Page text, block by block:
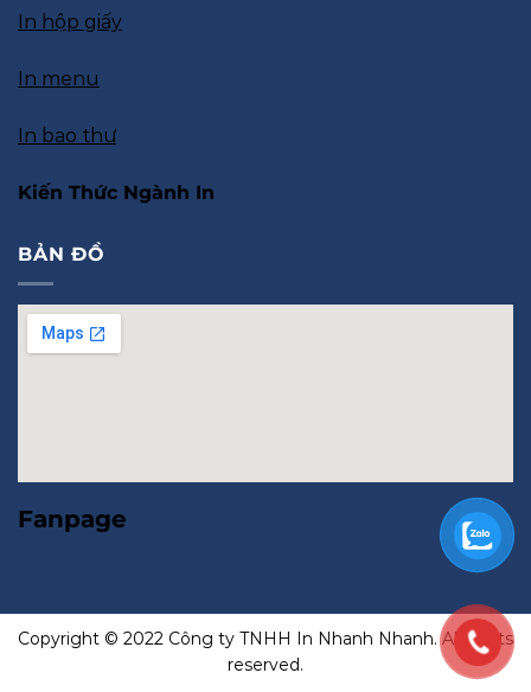
In hộp giấy
In menu
In bao thư
Kiến Thức Ngành In
BẢN ĐỒ
Fanpage
Copyright © 2022 Công ty TNHH In Nhanh Nhanh. All rights
reserved.